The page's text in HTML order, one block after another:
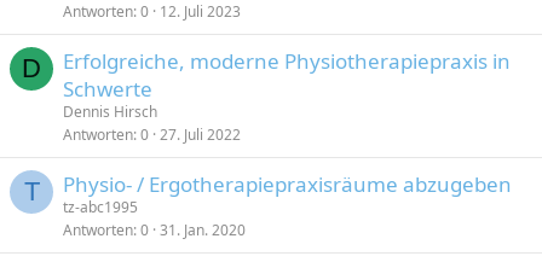
Antworten 0 12. Juli 2023
D
Erfolgreiche, moderne Physiotherapiepraxis in
Schwerte
Dennis Hirsch
Antworten 0 27. Juli 2022
T Physio- / Ergotherapiepraxisräume abzugeben
tz-abc1995
Antworten 0 31. Jan. 2020